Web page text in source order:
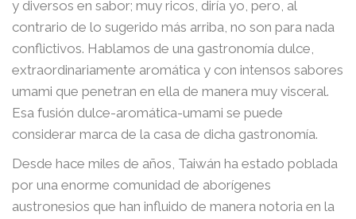
y diversos en sabor; muy ricos, diría yo, pero, al
contrario de lo sugerido más arriba, no son para nada
conflictivos. Hablamos de una gastronomía dulce,
extraordinariamente aromática y con intensos sabores
umami que penetran en ella de manera muy visceral.
Esa fusión dulce-aromática-umami se puede
considerar marca de la casa de dicha gastronomía.
Desde hace miles de años, Taiwán ha estado poblada
por una enorme comunidad de aborígenes
austronesios que han influido de manera notoria en la